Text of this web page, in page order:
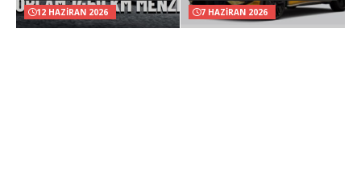
12 HAZIRAN 2026 7 HAZIRAN 2026